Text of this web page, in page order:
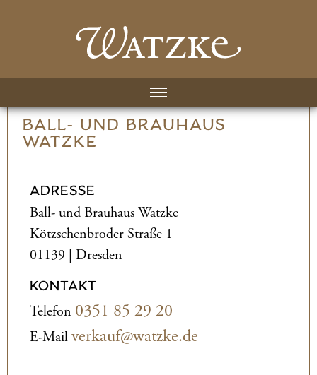
BALL- UND­ BRAUHAUS
WATZKE
ADRESSE
Ball- und­ Brauhaus Watzke
Kötzschenbroder Straße 1
01139 | Dresden
KONTAKT
Telefon 0351 85 29 20
E-Mailverkauf@watzke.de